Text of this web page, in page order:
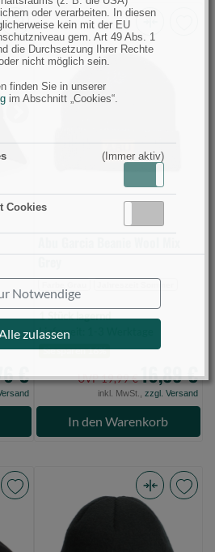
oder verarbeiten. In diesen
kein mit der EU
gem. Art 49 Abs. 1
die Durchsetzung Ihrer Rechte
nicht möglich sein.
finden Sie in unserer
im Abschnitt „Cookies“.
(Immer aktiv)
Cookies
Notwendige
zulassen
€
Abu
Garcia
Beanie
Wool
1 Stück lagernd
Lieferzeit: 1-3 Werktage
Sie sparen 16%
UVP 19,99 €16,89 €
inkl. MwSt., zzgl. Versand
In den Warenkorb
Wintermütze